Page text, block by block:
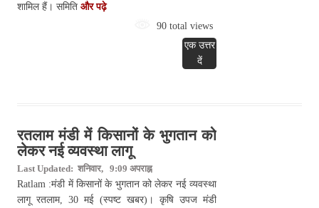
शामिल हैं। समिति और पढ़े
90 total views
एक उत्तर
दें
रतलाम मंडी में किसानों के भुगतान को
लेकर नई व्यवस्था लागू
Last Updated: शनिवार, 9:09 अपराह्न
Ratlam :मंडी में किसानों के भुगतान को लेकर नई व्यवस्था
लागू रतलाम, 30 मई (स्पष्ट खबर)। कृषि उपज मंडी